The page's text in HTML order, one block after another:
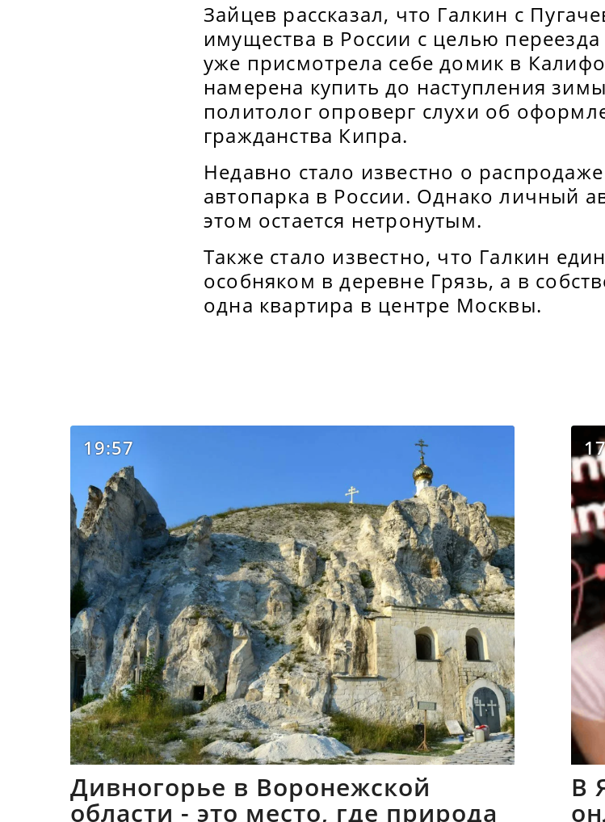
Зайцев рассказал, что Галкин с
имущества в России с целью
уже присмотрела себе домик в
намерена купить до наступления
политолог опроверг слухи об
гражданства Кипра.
Недавно стало известно о
автопарка в России. Однако личный
этом остается нетронутым.
Также стало известно, что Галкин
особняком в деревне Грязь, а в
одна квартира в центре Москвы.
19:57
Дивногорье в Воронежской
области - это место, где природа
В